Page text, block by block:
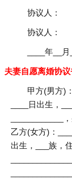
协议人：
协议人：
____年__月
夫妻自愿离婚协
甲方(男方)：
____日出生，
____________
乙方(女方)：
出生，___族，